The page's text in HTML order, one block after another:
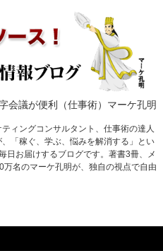
会議が便利（仕事術）マーケ孔明
ィングコンサルタント、仕事術の達人
「稼ぐ、学ぶ、悩みを解消する」とい
日お届けするブログです。著書3冊、メ
名のマーケ孔明が、独自の視点で自由